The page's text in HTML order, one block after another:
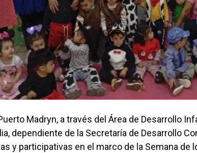
Madryn, a través del Área de Desarrollo
dependiente de la Secretaría de Desarrollo
y participativas en el marco de la Semana de